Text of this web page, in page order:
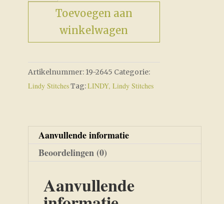
aantal
Toevoegen aan
winkelwagen
Artikelnummer: 19-2645 Categorie:
Lindy StitchesTag:LINDY, Lindy Stitches
Aanvullende informatie
Beoordelingen (0)
Aanvullende